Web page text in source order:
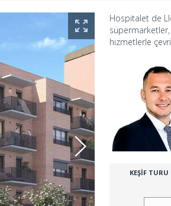
Hospitalet de
hizmetlerle
KEŞİF TURU